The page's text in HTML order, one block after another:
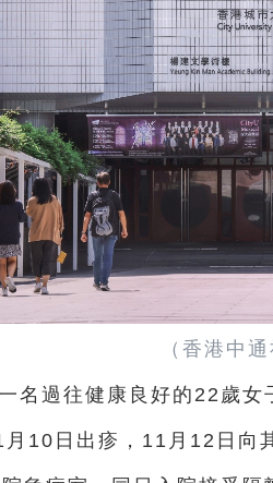
（香港中
名過往健康良好的22歲
10日出疹，11月12日向